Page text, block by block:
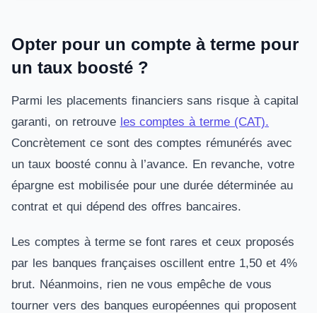
Opter pour un compte à terme pour
un taux boosté ?
Parmi les placements financiers sans risque à capital
garanti, on retrouve les comptes à terme (CAT).
Concrètement ce sont des comptes rémunérés avec
un taux boosté connu à l’avance. En revanche, votre
épargne est mobilisée pour une durée déterminée au
contrat et qui dépend des offres bancaires.
Les comptes à terme se font rares et ceux proposés
par les banques françaises oscillent entre 1,50 et 4%
brut. Néanmoins, rien ne vous empêche de vous
tourner vers des banques européennes qui proposent